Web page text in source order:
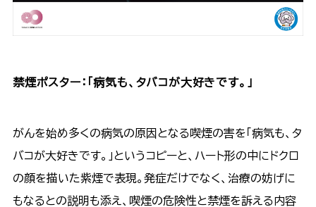
禁煙ポスター：「病気も、タバコが大好きです。」
がんを始め多くの病気の原因となる喫煙の害を「病気も、タ
バコが大好きです。」というコピーと、ハート形の中にドクロ
の顔を描いた紫煙で表現。発症だけでなく、治療の妨げに
もなるとの説明も添え、喫煙の危険性と禁煙を訴える内容